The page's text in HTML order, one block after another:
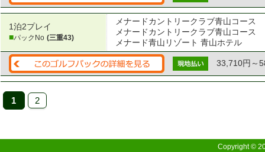
1泊2プレイ
■パックNo (三重43)
メナードカントリークラブ青山コース
メナードカントリークラブ青山コース
メナード青山リゾート 青山ホテル
33,710円～
1 2
Copyright ©